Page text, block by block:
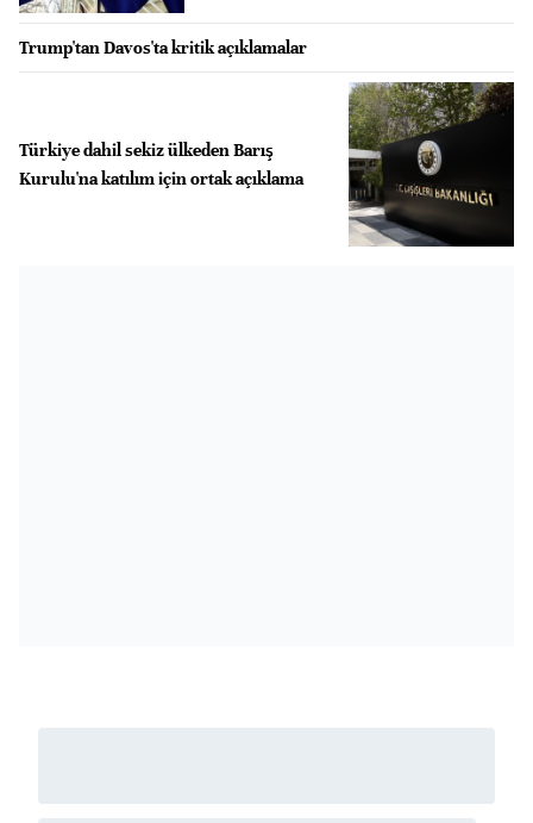
Trump'tan Davos'ta kritik açıklamalar
Türkiye dahil sekiz ülkeden Barış
Kurulu'na katılım için ortak açıklama